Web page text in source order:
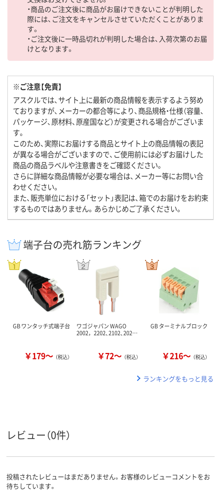
・商品のご注文後に商品がお届けできないことが判明した
際には、ご注文をキャンセルさせていただくことがありま
す。
・ご注文後に一時品切れが判明した場合は、入荷次第のお届
けとなります。
※ご注意【免責】
アスクルでは、サイト上に最新の商品情報を表示するよう努め
ておりますが、メーカーの都合等により、商品規格・仕様（容量、
パッケージ、原材料、原産国など）が変更される場合がございま
す。
このため、実際にお届けする商品とサイト上の商品情報の表記
が異なる場合がございますので、ご使用前には必ずお届けした
商品の商品ラベルや注意書きをご確認ください。
さらに詳細な商品情報が必要な場合は、メーカー等にお問い合
わせください。
また、販売単位における「セット」表記は、箱でのお届けをお約束
するものではありません。あらかじめご了承ください。
端子台の売れ筋ランキング
GB ワンタッチ式端子台
￥179～ （税込）
ワゴジャパン WAGO
2002，2202、2102、202…
￥72～ （税込）
GB ターミナルブロック
￥216～ （税込）
ランキングをもっと見る
レビュー（0件）
投稿されたレビューはまだありません。お客様のレビューコメントをお
待ちしています。